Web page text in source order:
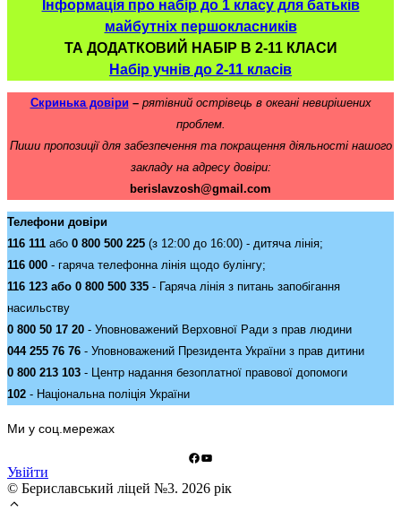
Інформація про набір до 1 класу для батьків
майбутніх першокласників
ТА ДОДАТКОВИЙ НАБІР В 2-11 КЛАСИ
Набір учнів до 2-11 класів
Скринька довіри– рятівний острівець в океані невирішених
проблем.
Пиши пропозиції для забезпечення та покращення діяльності нашого
закладу на адресу довіри:
berislavzosh@gmail.com
Телефони довіри
116 111 або 0 800 500 225 (з 12:00 до 16:00) - дитяча лінія;
116 000 - гаряча телефонна лінія щодо булінгу;
116 123 або 0 800 500 335 - Гаряча лінія з питань запобігання
насильству
0 800 50 17 20 - Уповноважений Верховної Ради з прав людини
044 255 76 76 - Уповноважений Президента України з прав дитини
0 800 213 103 - Центр надання безоплатної правової допомоги
102 - Національна поліція України
Ми у соц.мережах
Facebook
YouTube
Увійти
© Бериславський ліцей №3. 2026 рік